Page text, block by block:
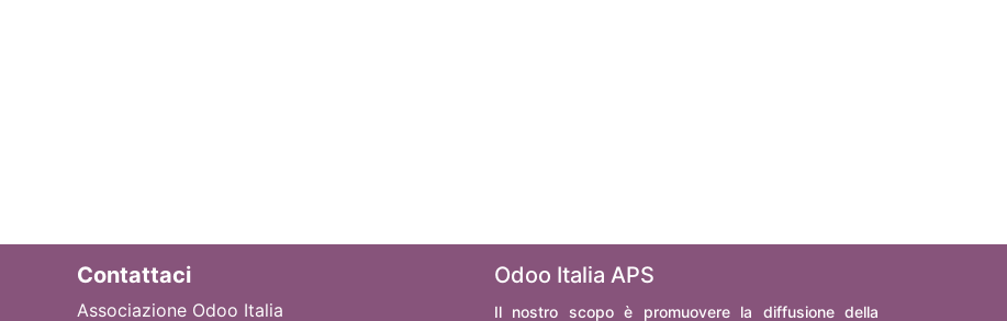
Contattaci
Associazione Odoo Italia
Odoo Italia APS
Il nostro scopo è promuovere la diffusione della